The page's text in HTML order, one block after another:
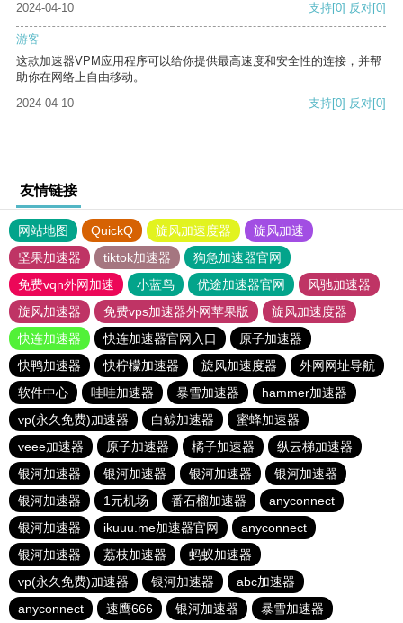
2024-04-10 支持[0] 反对[0]
游客
这款加速器VPM应用程序可以给你提供最高速度和安全性的连接，并帮
助你在网络上自由移动。
2024-04-10
支持[0] 反对[0]
友情链接
网站地图 QuickQ 旋风加速度器
旋风加速
坚果加速器
tiktok加速器
狗急加速器官网
免费vqn外网加速
小蓝鸟 优途加速器官网
风驰加速器
旋风加速器
免费vps加速器外网苹果版
旋风加速度器
快连加速器
快连加速器官网入口
原子加速器
快鸭加速器
快柠檬加速器 旋风加速度器
外网网址导航
软件中心
哇哇加速器 暴雪加速器
hammer加速器
vp(永久免费)加速器
白鲸加速器
蜜蜂加速器
veee加速器
原子加速器 橘子加速器
纵云梯加速器
银河加速器
银河加速器 银河加速器
银河加速器
银河加速器
1元机场 番石榴加速器
anyconnect
银河加速器
ikuuu.me加速器官网
anyconnect
银河加速器
荔枝加速器
蚂蚁加速器
vp(永久免费)加速器
银河加速器
abc加速器
anyconnect
速鹰666 银河加速器 暴雪加速器